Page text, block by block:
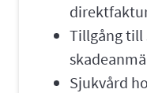
Tillgång till
Sjukvård